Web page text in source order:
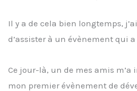
Il y a de cela bien longtemps,
d’assister à un évènement qui
Ce jour-là, un de mes amis m’a
mon premier évènement de